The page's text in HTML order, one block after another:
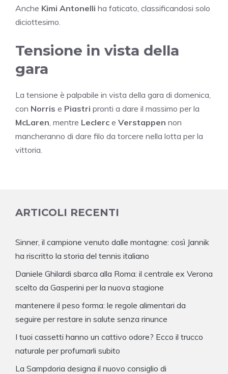
Anche Kimi Antonelli ha faticato, classificandosi solo
diciottesimo.
Tensione in vista della
gara
La tensione è palpabile in vista della gara di domenica,
con Norris e Piastri pronti a dare il massimo per la
McLaren , mentre Leclerc e Verstappen non
mancheranno di dare filo da torcere nella lotta per la
vittoria.
ARTICOLI RECENTI
Sinner, il campione venuto dalle montagne: così Jannik
ha riscritto la storia del tennis italiano
Daniele Ghilardi sbarca alla Roma: il centrale ex Verona
scelto da Gasperini per la nuova stagione
mantenere il peso forma: le regole alimentari da
seguire per restare in salute senza rinunce
I tuoi cassetti hanno un cattivo odore? Ecco il trucco
naturale per profumarli subito
La Sampdoria designa il nuovo consiglio di